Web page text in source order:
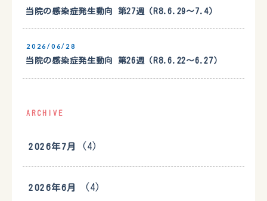
当院の感染症発生動向 第27週（R8.6.29〜7.4）
2026/06/28
当院の感染症発生動向 第26週（R8.6.22〜6.27）
ARCHIVE
2026年7月 (4)
2026年6月 (4)